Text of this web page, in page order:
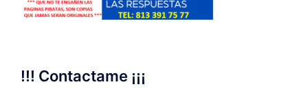
!!! Contactame ¡¡¡